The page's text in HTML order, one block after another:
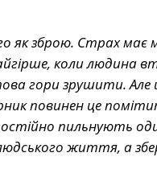
зброю. Страх має
коли людина
гори зрушити. Але
повинен це
пильнують
життя, а